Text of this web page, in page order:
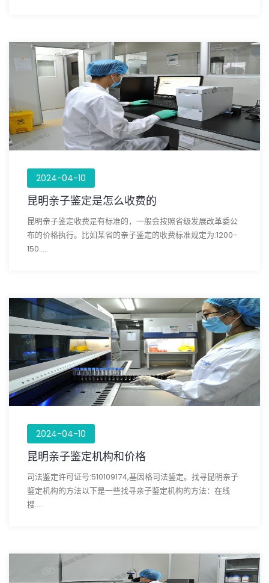
2024-04-10
昆明亲子鉴定是怎么收费的
昆明亲子鉴定收费是有标准的，一般会按照省级发展改革委公
布的价格执行。比如某省的亲子鉴定的收费标准规定为:1200-
150.....
2024-04-10
昆明亲子鉴定机构和价格
司法鉴定许可证号:510109174,基因格司法鉴定。找寻昆明亲子
鉴定机构的方法以下是一些找寻亲子鉴定机构的方法：在线
搜.....